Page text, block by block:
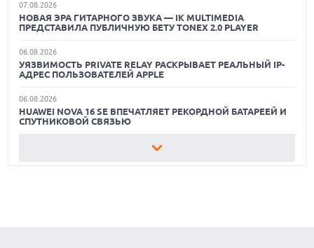
ЛУЧШИЕ ВИДЕОРЕГИСТРАТОРЫ В 2026 ГОДУ
ОБЗОР ПЫЛЕСОСА DREAME Z40 AQUACYCLE PRO
07.08.2026
НОВАЯ ЭРА ГИТАРНОГО ЗВУКА — IK MULTIMEDIA
ПРЕДСТАВИЛА ПУБЛИЧНУЮ БЕТУ TONEX 2.0 PLAYER
06.08.2026
УЯЗВИМОСТЬ PRIVATE RELAY РАСКРЫВАЕТ РЕАЛЬНЫЙ IP-
АДРЕС ПОЛЬЗОВАТЕЛЕЙ APPLE
06.08.2026
HUAWEI NOVA 16 SE ВПЕЧАТЛЯЕТ РЕКОРДНОЙ БАТАРЕЕЙ И
СПУТНИКОВОЙ СВЯЗЬЮ